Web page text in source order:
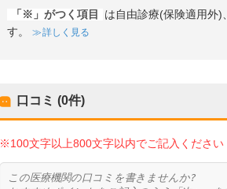
「※」がつく項目
は自由診療(保険適用外)
す。
詳しく見る
口コミ (0件)
※100文字以上800文字以内でご記入ください